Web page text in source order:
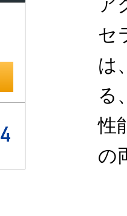
ア
セ
は
る
性
の